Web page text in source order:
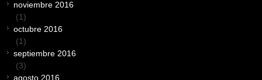
noviembre 2016
(1)
octubre 2016
(1)
septiembre 2016
(3)
agosto 2016